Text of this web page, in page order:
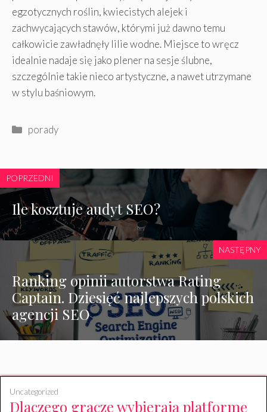
egzotycznych roślin, kwiecistych alejek i
zachwycających stawów, którymi już dawno temu
całkowicie zawładnęły lilie wodne. Miejsce to wręcz
idealnie nadaje się jako plener na sesje ślubne,
szczególnie takie nieco artystyczne, a nawet utrzymane
w stylu baśniowym.
Kategorie
porady
POPRZEDNI
Ile kosztuje audyt SEO?
NASTĘPNY
Ranking opinii autorstwa Rating
Captain. Dziesięć najlepszych polskich
agencji SEO
Dlaczego gracze wybierają platformę
Uncategorized